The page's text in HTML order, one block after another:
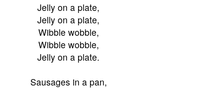
Jelly on a plate,
Jelly on a plate,
Wibble wobble,
Wibble wobble,
Jelly on a plate.
Sausages in a pan,